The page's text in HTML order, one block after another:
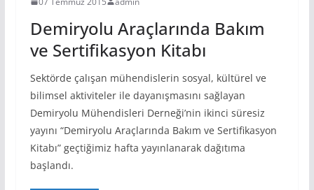
Demiryolu Araçlarında Bakım
ve Sertifikasyon Kitabı
Sektörde çalışan mühendislerin sosyal, kültürel ve
bilimsel aktiviteler ile dayanışmasını sağlayan
Demiryolu Mühendisleri Derneği’nin ikinci süresiz
yayını “Demiryolu Araçlarında Bakım ve Sertifikasyon
Kitabı” geçtiğimiz hafta yayınlanarak dağıtıma
başlandı.